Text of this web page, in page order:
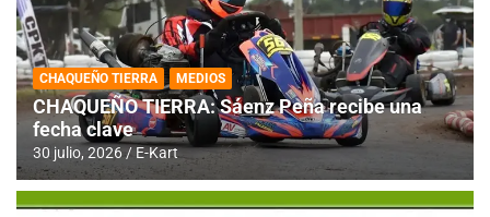
CHAQUEÑO TIERRA MEDIOS
CHAQUEÑO TIERRA: Sáenz Peña recibe una
fecha clave
30 julio, 2026 E-Kart